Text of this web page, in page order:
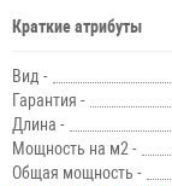
Краткие атрибуты
Вид -
Гарантия -
Длина -
Мощность на м2 -
Общая мощность -